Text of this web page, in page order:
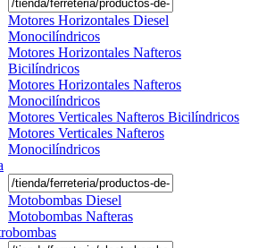
Motores Horizontales Diesel
Monocilíndricos
Motores Horizontales Nafteros
Bicilíndricos
Motores Horizontales Nafteros
Monocilíndricos
Motores Verticales Nafteros Bicilíndricos
Motores Verticales Nafteros
Monocilíndricos
Motobombas Diesel
Motobombas Nafteras